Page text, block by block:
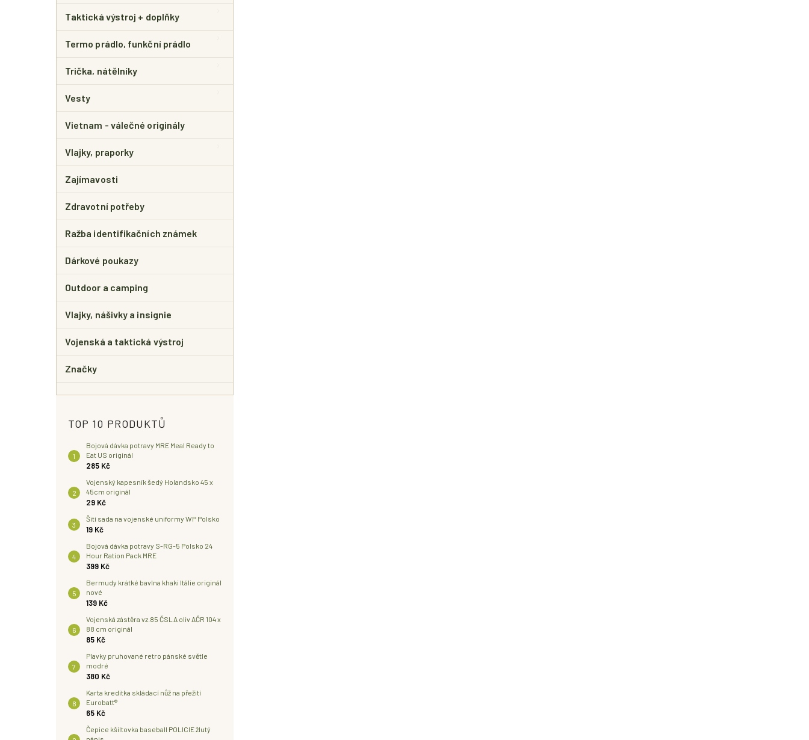
Taktická výstroj + doplňky
Termo prádlo, funkční prádlo
Trička, nátělníky
Vesty
Vietnam - válečné originály
Vlajky, praporky
Zajímavosti
Zdravotní potřeby
Ražba identifikačních známek
Dárkové poukazy
Outdoor a camping
Vlajky, nášivky a insignie
Vojenská a taktická výstroj
Značky
TOP 10 PRODUKTŮ
Bojová dávka potravy MRE Meal Ready to
Eat US originál
285 Kč
Vojenský kapesník šedý Holandsko 45 x
45cm originál
29 Kč
Šití sada na vojenské uniformy WP Polsko
19 Kč
Bojová dávka potravy S-RG-5 Polsko 24
Hour Ration Pack MRE
399 Kč
Bermudy krátké bavlna khaki Itálie originál
nové
139 Kč
Vojenská zástěra vz.85 ČSLA oliv AČR 104 x
88 cm originál
85 Kč
Plavky pruhované retro pánské světle
modré
380 Kč
Karta kreditka skládací nůž na přežití
Eurobatt®
65 Kč
Čepice kšiltovka baseball POLICIE žlutý